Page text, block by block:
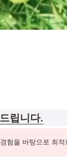
립니다.
험을 바탕으로 최